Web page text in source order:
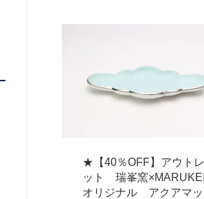
★【40％OFF】アウトレ
ット 瑞峯窯×MARUKEI
オリジナル アクアマッ